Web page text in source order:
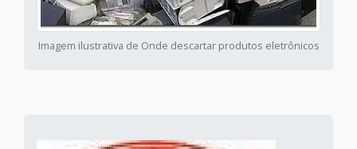
Imagem ilustrativa de Onde descartar produtos eletrônicos